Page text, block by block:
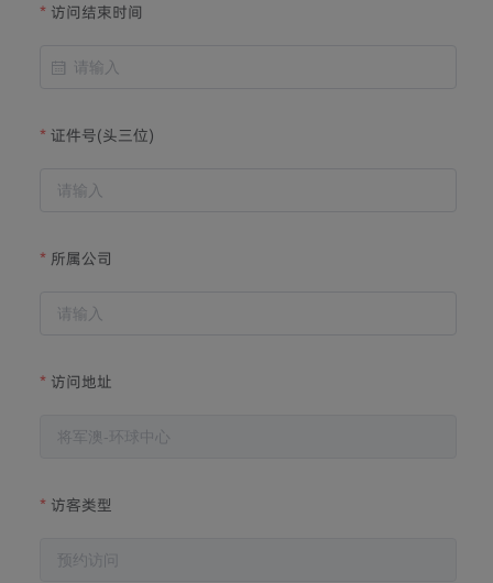
访问结束时间
证件号(头三位)
所属公司
访问地址
访客类型